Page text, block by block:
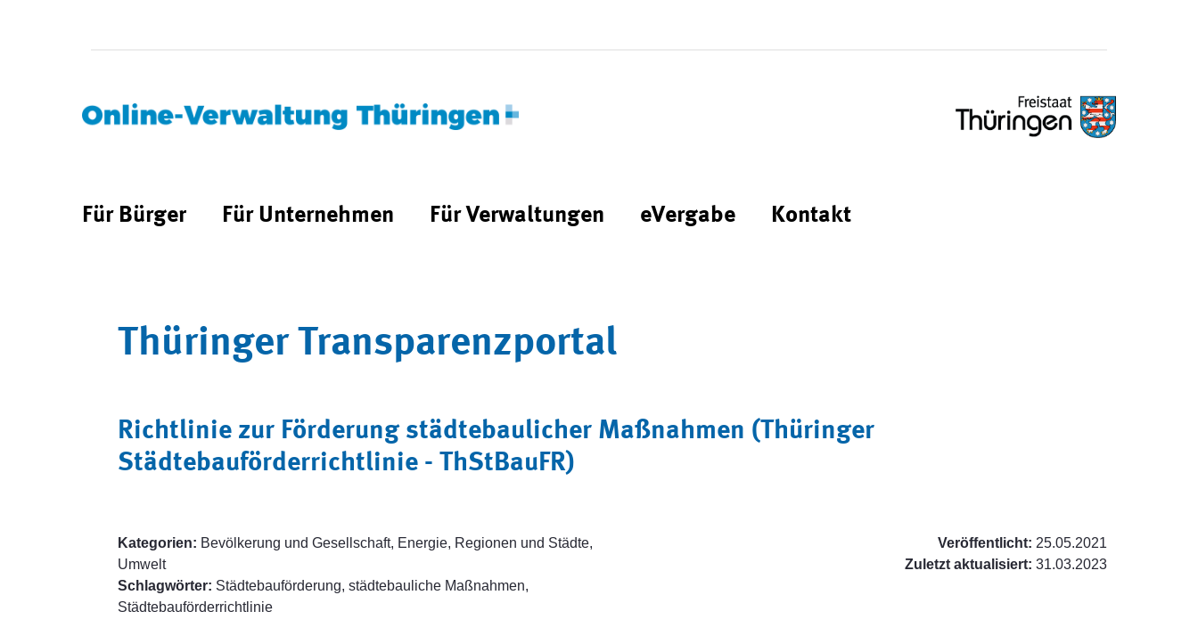
Für Bürger Für Unternehmen Für Verwaltungen eVergabe Kontakt
Thüringer Transparenzportal
Richtlinie zur Förderung städtebaulicher Maßnahmen (Thüringer
Städtebauförderrichtlinie - ThStBauFR)
Kategorien: Bevölkerung und Gesellschaft, Energie, Regionen und Städte,
Umwelt
Schlagwörter: Städtebauförderung, städtebauliche Maßnahmen,
Städtebauförderrichtlinie
Veröffentlicht: 25.05.2021
Zuletzt aktualisiert: 31.03.2023